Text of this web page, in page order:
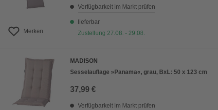
Merken
Verfügbarkeit im Markt prüfen
lieferbar
Zustellung 27.08. - 29.08.
MADISON
Sesselauflage »Panama«, grau, BxL: 50 x 123 cm
37,99 €
Verfügbarkeit im Markt prüfen